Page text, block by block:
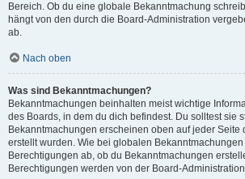
Bereich. Ob du eine globale Bekanntmachung
hängt von den durch die Board-Administration
ab.
Nach oben
Was sind Bekanntmachungen?
Bekanntmachungen beinhalten meist wichtige
des Boards, in dem du dich befindest. Du solltest sie
Bekanntmachungen erscheinen oben auf jeder Seite
erstellt wurden. Wie bei globalen
Berechtigungen ab, ob du Bekanntmachungen
Berechtigungen werden von der Board-